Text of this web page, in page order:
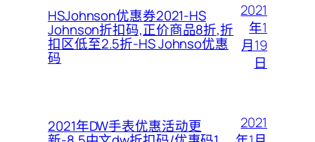
HSJohnson优惠券2021-HS
Johnson折扣码,正价商品8折,折
扣区低至2.5折-HS Johnso优惠
码
2021
年1
月19
日
2021年DW手表优惠活动更
2021